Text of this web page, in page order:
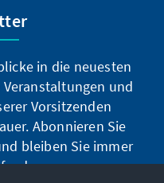
in die neuesten
und
Vorsitzenden
Abonnieren Sie
bleiben Sie immer